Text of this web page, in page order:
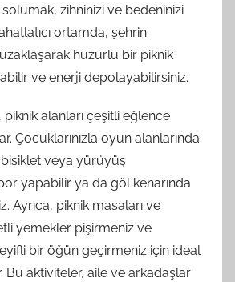
zihninizi ve bedeninizi
ortamda, şehrin
huzurlu bir piknik
ve enerji depolayabilirsiniz.
piknik alanları çeşitli eğlence
Çocuklarınızla oyun alanlarında
veya yürüyüş
yapabilir ya da göl kenarında
Ayrıca, piknik masaları ve
yemekler pişirmeniz ve
bir öğün geçirmeniz için ideal
Bu aktiviteler, aile ve arkadaşlar